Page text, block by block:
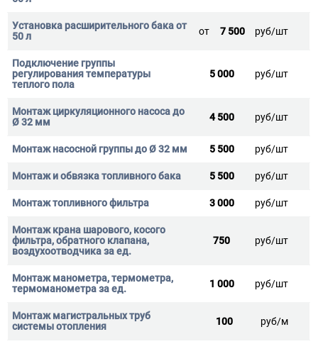
от 7 500 руб/шт
5 000 руб/шт
4 500 руб/шт
5 500 руб/шт
5 500 руб/шт
3 000 руб/шт
750 руб/шт
1 000 руб/шт
100 руб/м